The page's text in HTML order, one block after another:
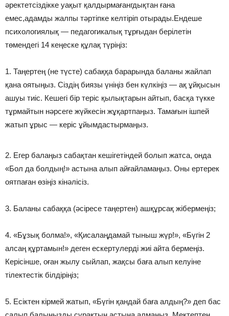
әректетсіздікке уақыт қалдырмағангдықтан ғана
емес,адамды жалпы тәртіпке келтіріп отырады.Ендеше
психологиялық — педагогикалық тұрғыдан берілетін
төмендегі 14 кеңеске құлақ түріңіз:
1. Таңертең (не түсте) сабаққа барарында баланы жайлап
қана оятыңыз. Сіздің биязы үніңіз бен күлкіңіз — ақ ұйқысын
ашуы тиіс. Кешегі бір теріс қылықтарын айтып, басқа түкке
тұрмайтын нәрсеге жүйкесін жұқартпаңыз. Тамағын ішпей
жатып ұрыс — керіс ұйымдастырмаңыз.
2. Егер балаңыз сабақтан кешігетіндей болып жатса, онда
«Бол да болдың!» астына алып айғайламаңыз. Оны ертерек
оятпаған өзіңіз кінәлісіз.
3. Баланы сабаққа (әсіресе таңертен) ашқұрсақ жібермеңіз;
4. «Бұзық болма!», «Қисалаңдамай тыныш жүр!», «Бүгін 2
алсаң құртамын!» деген ескертулерді жиі айта бермеңіз.
Керісінше, оған жылу сыйлап, жақсы баға алып келуіне
тілектестік білдіріңіз;
5. Есіктен кірмей жатып, «Бүгін қандай баға алдың?» деп бас